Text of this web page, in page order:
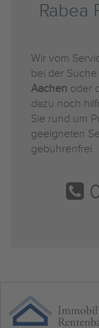
Rabea
Wir vom
bei der
Aachen oder
dazu noch
Sie rund um
geeigneten
gebührenfrei.